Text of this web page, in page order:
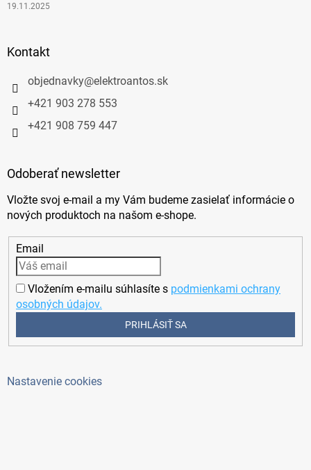
19.11.2025
Kontakt
objednavky@elektroantos.sk
+421 903 278 553
+421 908 759 447
Odoberať newsletter
Vložte svoj e-mail a my Vám budeme zasielať informácie o
nových produktoch na našom e-shope.
Email
Vložením e-mailu súhlasíte s podmienkami ochrany
osobných údajov.
PRIHLÁSIŤ SA
Nastavenie cookies